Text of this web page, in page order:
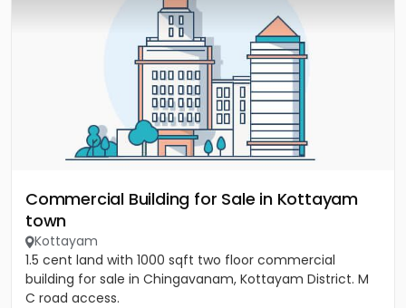
Commercial Building for Sale in Kottayam
town
Kottayam
1.5 cent land with 1000 sqft two floor commercial
building for sale in Chingavanam, Kottayam District. M
C road access.